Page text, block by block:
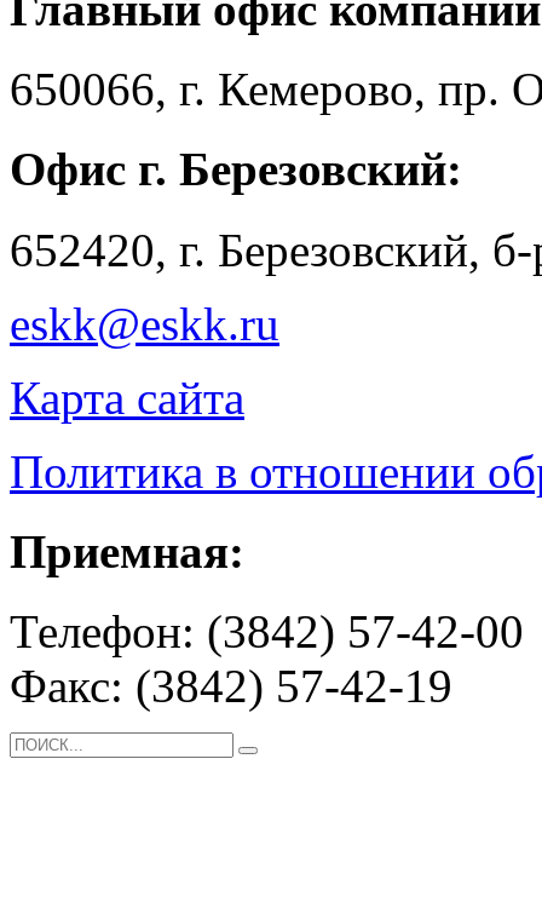
650066, г. Кемерово, пр.
Офис г. Березовский:
652420, г. Березовский,
eskk@eskk.ru
Карта сайта
Политика в отношении
Приемная:
Телефон: (3842) 57-42-00
Факс: (3842) 57-42-19